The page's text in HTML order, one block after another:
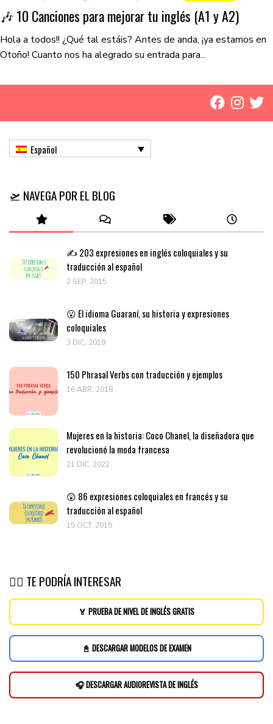
🎶 10 Canciones para mejorar tu inglés (A1 y A2)
Hola a todos!! ¿Qué tal estáis? Antes de anda, ¡ya estamos en
Otoño! Cuanto nos ha alegrado su entrada para...
Español
🛫 NAVEGA POR EL BLOG
✍️ 203 expresiones en inglés coloquiales y su
traducción al español
2 SEP, 2015
😮 El idioma Guaraní, su historia y expresiones
coloquiales
3 DIC, 2019
150 Phrasal Verbs con traducción y ejemplos
16 ABR, 2018
Mujeres en la historia: Coco Chanel, la diseñadora que
revolucionó la moda francesa
21 DIC, 2022
😲 86 expresiones coloquiales en francés y su
traducción al español
15 OCT, 2015
👉🏽 TE PODRÍA INTERESAR
🏅 PRUEBA DE NIVEL DE INGLÉS GRATIS
📓 DESCARGAR MODELOS DE EXAMEN
🎧 DESCARGAR AUDIOREVISTA DE INGLÉS